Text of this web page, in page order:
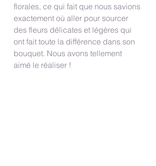
florales, ce qui fait que nous savions
exactement où aller pour sourcer
des fleurs délicates et légères qui
ont fait toute la différence dans son
bouquet. Nous avons tellement
aimé le réaliser !